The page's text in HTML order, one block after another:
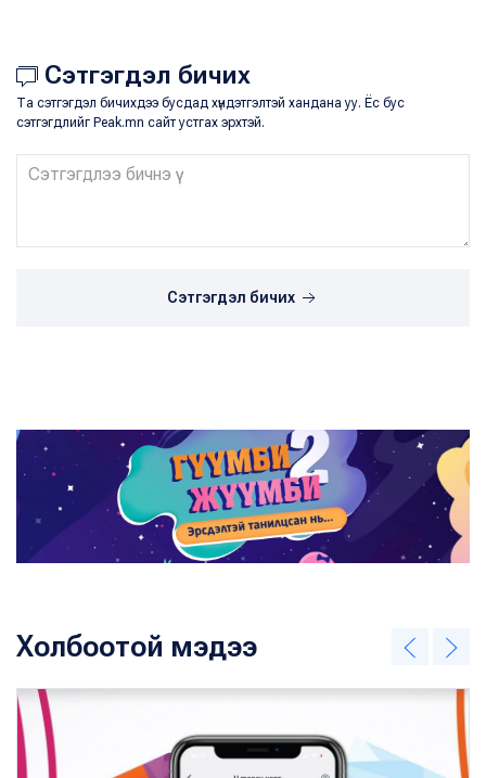
Сэтгэгдэл бичих
Та сэтгэгдэл бичихдээ бусдад хүндэтгэлтэй хандана уу. Ёс бус
сэтгэгдлийг Peak.mn сайт устгах эрхтэй.
Сэтгэгдэл бичих
Холбоотой мэдээ